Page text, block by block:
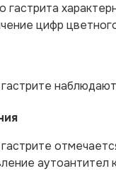
гастрита
цифр